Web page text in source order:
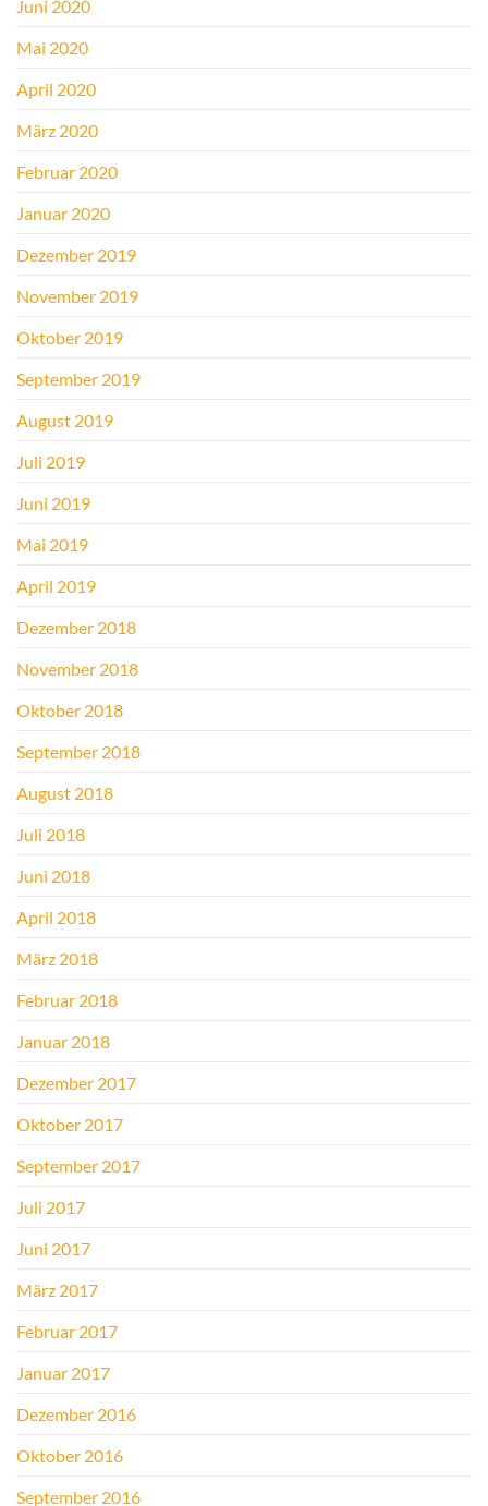
Juni 2020
Mai 2020
April 2020
März 2020
Februar 2020
Januar 2020
Dezember 2019
November 2019
Oktober 2019
September 2019
August 2019
Juli 2019
Juni 2019
Mai 2019
April 2019
Dezember 2018
November 2018
Oktober 2018
September 2018
August 2018
Juli 2018
Juni 2018
April 2018
März 2018
Februar 2018
Januar 2018
Dezember 2017
Oktober 2017
September 2017
Juli 2017
Juni 2017
März 2017
Februar 2017
Januar 2017
Dezember 2016
Oktober 2016
September 2016